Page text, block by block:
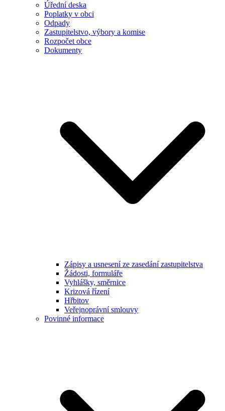
Úřední deska
Poplatky v obci
Odpady
Zastupitelstvo, výbory a komise
Rozpočet obce
Dokumenty
Zápisy a usnesení ze zasedání zastupitelstva
Žádosti, formuláře
Vyhlášky, směrnice
Krizová řízení
Hřbitov
Veřejnoprávní smlouvy
Povinné informace